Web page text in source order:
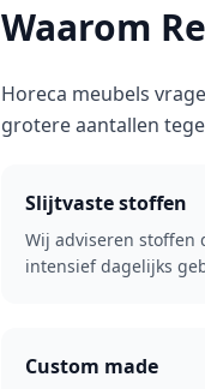
Waarom
Horeca meubels
grotere aantallen
Slijtvaste stoffen
Wij adviseren stoffen
intensief dagelijks
Custom made